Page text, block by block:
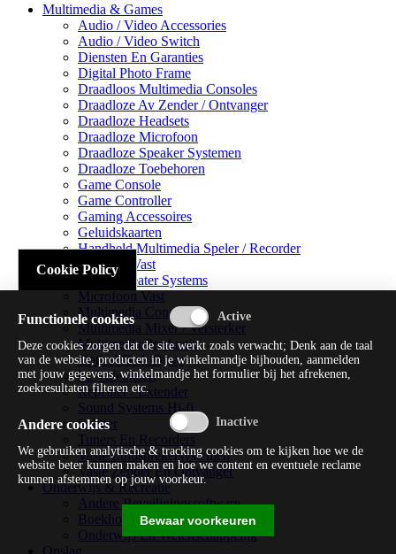
Multimedia & Games
Audio / Video Accessories
Audio / Video Switch
Diensten En Garanties
Digital Photo Frame
Draadloos Multimedia Consoles
Draadloze Av Zender / Ontvanger
Draadloze Headsets
Draadloze Microfoon
Draadloze Speaker Systemen
Draadloze Toebehoren
Game Console
Game Controller
Gaming Accessoires
Geluidskaarten
Handheld Multimedia Speler / Recorder
Headsets Vast
Home Theater Systems
Microfoon Vast
Multimedia Consoles
Multimedia Mixer / Versterker
Multimedia Productie
Optical Disk Drive
Pc Videokaart
Repeater / Extender
Sound Systems Hi-fi
Splitter
Tuners En Recorders
Vaste Luidsprekersystemen
Vaste Zender En Ontvanger
Onderwijs & Recreatie
Andere Beveiligingssoftware
Boekhouding / Financiën
Onderwijs En Wetenschappelijk
Cookie Policy
Functionele cookies
Deze cookies zorgen dat de site werkt zoals verwacht; Denk aan de taal
van de website, producten in je winkelmandje bijhouden, aanmelden
met jouw gegevens, winkelmandje het formulier bij het afrekenen,
zoekresultaten filteren etc.
Andere cookies
We gebruiken analytische & tracking cookies om te kijken hoe we de
website beter kunnen maken en hoe we content en eventuele reclame
kunnen afstemmen op jouw voorkeur.
Bewaar voorkeuren